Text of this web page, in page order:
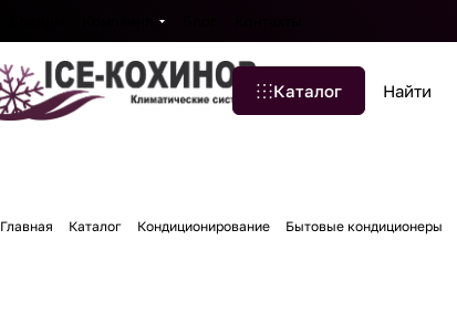
Каталог
Главная Каталог Кондиционирование Бытовые кондиционеры